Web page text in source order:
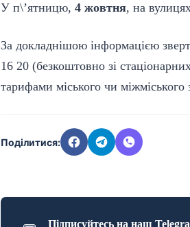
У п\’ятницю, 4 жовтня, на
За докладнішою інформацією
16 20 (безкоштовно зі
тарифами міського чи міжміського
Поділитися:
Підписуйтесь на наш